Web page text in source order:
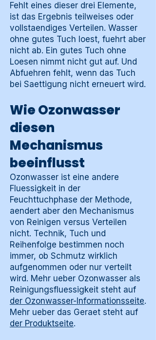
Fehlt eines dieser drei Elemente,
ist das Ergebnis teilweises oder
vollstaendiges Verteilen. Wasser
ohne gutes Tuch loest, fuehrt aber
nicht ab. Ein gutes Tuch ohne
Loesen nimmt nicht gut auf. Und
Abfuehren fehlt, wenn das Tuch
bei Saettigung nicht erneuert wird.
Wie Ozonwasser
diesen
Mechanismus
beeinflusst
Ozonwasser ist eine andere
Fluessigkeit in der
Feuchttuchphase der Methode,
aendert aber den Mechanismus
von Reinigen versus Verteilen
nicht. Technik, Tuch und
Reihenfolge bestimmen noch
immer, ob Schmutz wirklich
aufgenommen oder nur verteilt
wird. Mehr ueber Ozonwasser als
Reinigungsfluessigkeit steht auf
der Ozonwasser-Informationsseite.
Mehr ueber das Geraet steht auf
der Produktseite.